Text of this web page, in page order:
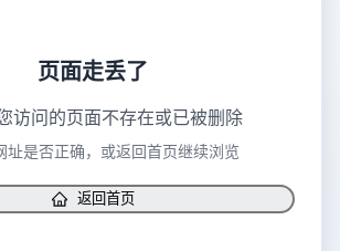
页面走丢了
访问的页面不存在或已被删除
址是否正确，或返回首页继续浏览
返回首页